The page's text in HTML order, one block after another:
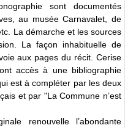
sont documentés
au musée Carnavalet, de
La démarche et les sources
La façon inhabituelle de
aux pages du récit. Cerise
accès à une bibliographie
est à compléter par les deux
et par "La Commune n’est
renouvelle l’abondante